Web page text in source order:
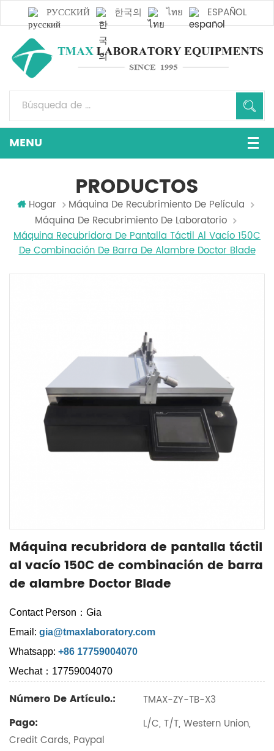
РУССКИЙ 한국의 ไทย ESPAÑOL
PRODUCTOS
Hogar
Máquina De Recubrimiento De Película
Máquina De Recubrimiento De Laboratorio
Máquina Recubridora De Pantalla Táctil Al Vacío 150C
De Combinación De Barra De Alambre Doctor Blade
Máquina recubridora de pantalla táctil
al vacío 150C de combinación de barra
de alambre Doctor Blade
Contact Person：Gia
Email: gia@tmaxlaboratory.com
Whatsapp: +86 17759004070
Wechat：17759004070
Número De Artículo.: TMAX-ZY-TB-X3
Pago:
L/C, T/T, Western Union,
Credit Cards, Paypal